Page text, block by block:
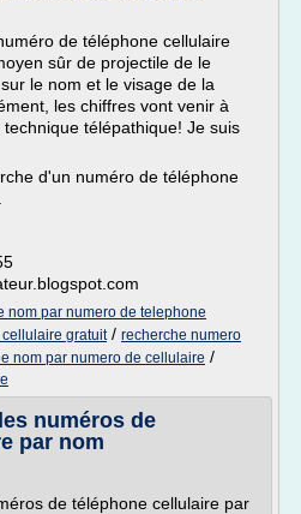
de téléphone cellulaire
sûr de projectile de le
le nom et le visage de la
les chiffres vont venir à
télépathique! Je suis
d'un numéro de téléphone
nom par numero de telephone
gratuit/ recherche numero
nom par numero de cellulaire /
numéros de
par nom
de téléphone cellulaire par